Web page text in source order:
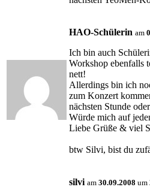
HAO-Schülerin am
Ich bin auch
Workshop ebenfalls
nett!
Allerdings bin ich
zum Konzert
nächsten Stunde
Würde mich auf
Liebe Grüße & viel
btw Silvi, bist du
silvi am 30.09.2008 um